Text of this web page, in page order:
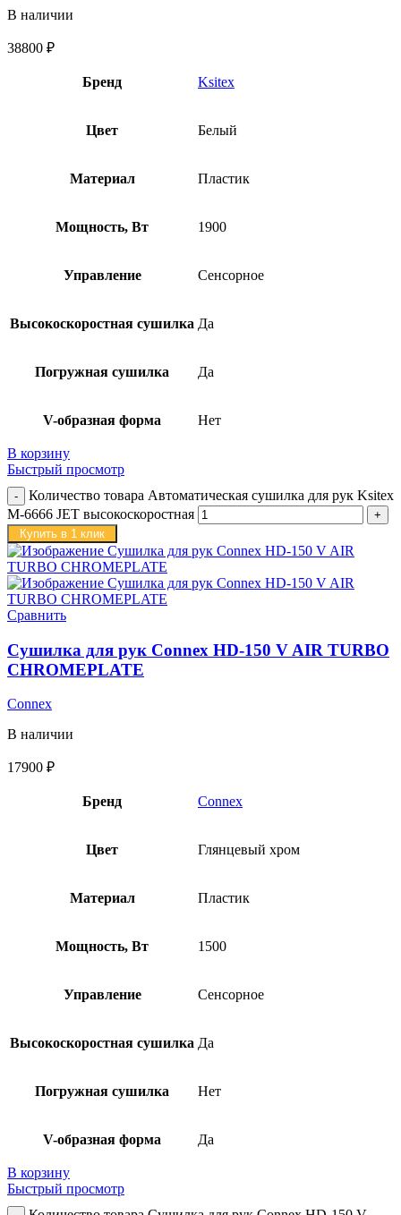
В наличии
38800 ₽
Бренд Ksitex
Цвет Белый
Материал Пластик
Мощность, Вт 1900
Управление Сенсорное
Высокоскоростная сушилка Да
Погружная сушилка Да
V-образная форма Нет
В корзину
Быстрый просмотр
Количество товара Автоматическая сушилка для рук Ksitex
M-6666 JET высокоскоростная
Купить в 1 клик
Сравнить
Сушилка для рук Connex HD-150 V AIR TURBO
CHROMEPLATE
Connex
В наличии
17900 ₽
Бренд Connex
Цвет Глянцевый хром
Материал Пластик
Мощность, Вт 1500
Управление Сенсорное
Высокоскоростная сушилка Да
Погружная сушилка Нет
V-образная форма Да
В корзину
Быстрый просмотр